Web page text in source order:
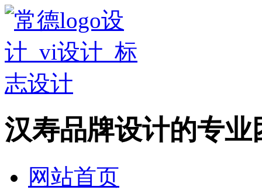
汉寿品牌设计的专
网站首页